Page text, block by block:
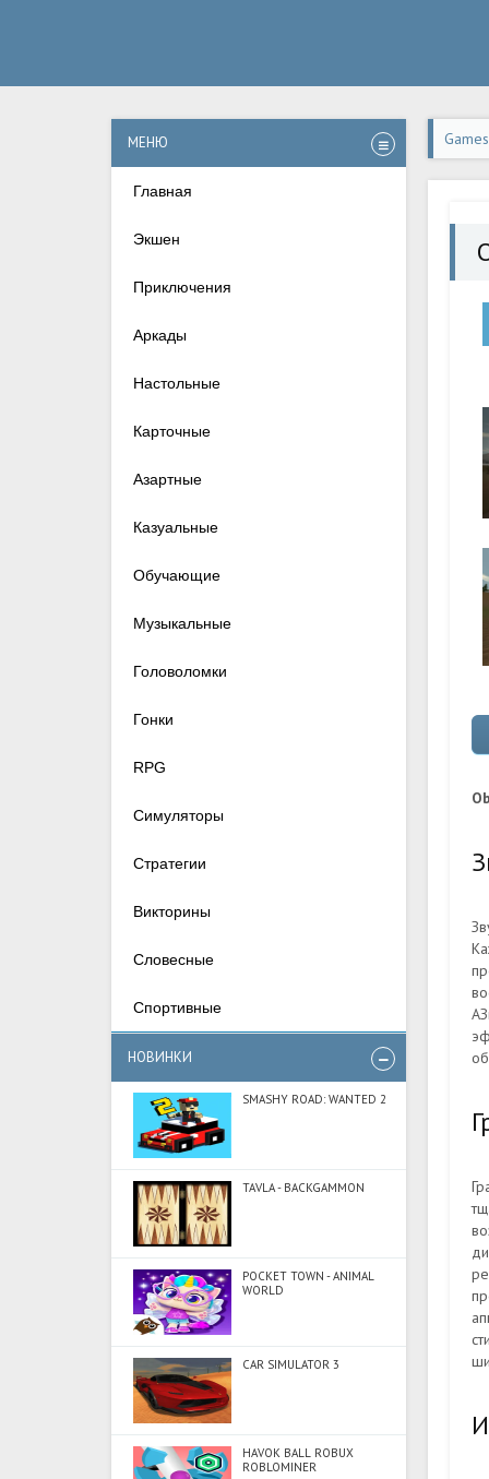
МЕНЮ
Главная
Экшен
Приключения
Аркады
Настольные
Карточные
Азартные
Казуальные
Обучающие
Музыкальные
Головоломки
Гонки
RPG
Симуляторы
Стратегии
Викторины
Словесные
Спортивные
НОВИНКИ
SMASHY ROAD: WANTED 2
TAVLA - BACKGAMMON
POCKET TOWN - ANIMAL
WORLD
CAR SIMULATOR 3
HAVOK BALL ROBUX
ROBLOMINER